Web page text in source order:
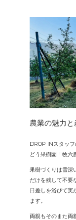
農業の魅力
DROP INスタッ
どう果樹園「牧六
果樹づくりは雪深
だけを残して不要
日差しを浴びて実
ます。
両親もそのまた両